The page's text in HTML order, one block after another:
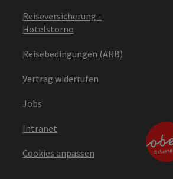
Reiseversicherung -
Hotelstorno
Reisebedingungen (ARB)
Vertrag widerrufen
Jobs
Intranet
Cookies anpassen